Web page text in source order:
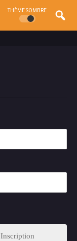
THÈME SOMBRE
Inscription